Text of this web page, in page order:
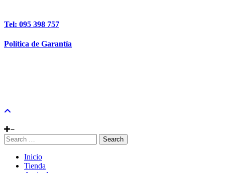
Tel: 095 398 757
Política de Garantía
Search
Inicio
Tienda